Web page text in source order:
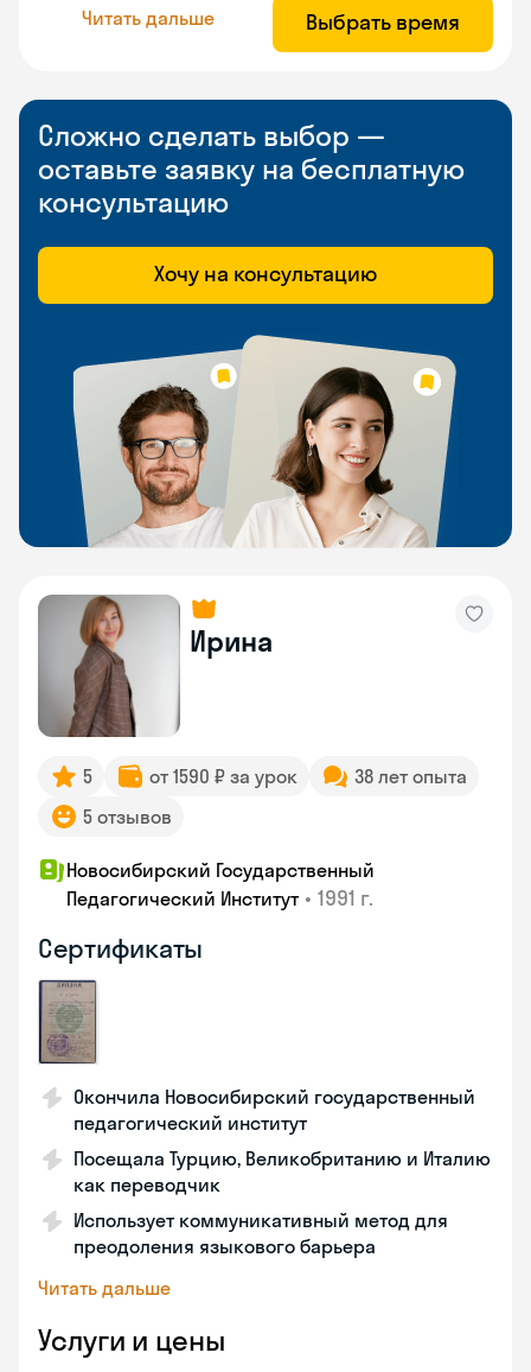
Читать дальше Выбрать время
Сложно сделать выбор —
оставьте заявку на бесплатную
консультацию
Хочу на консультацию
Ирина
5 от 1590 ₽ за урок
38 лет опыта
5 отзывов
Новосибирский Государственный
Педагогический Институт • 1991 г.
Сертификаты
Окончила Новосибирский государственный
педагогический институт
Посещала Турцию, Великобританию и Италию
как переводчик
Использует коммуникативный метод для
преодоления языкового барьера
Читать дальше
Услуги и цены